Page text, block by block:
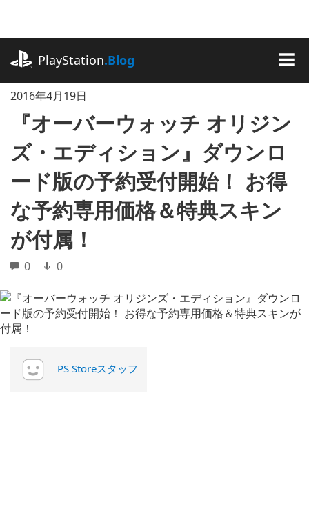
に
キ
ッ
プ
PlayStation.Blog
2016年4月19日
『オーバーウォッチ オリジン
ズ・エディション』ダウンロ
ード版の予約受付開始！ お得
な予約専用価格＆特典スキン
が付属！
0 0
PS Storeスタッフ